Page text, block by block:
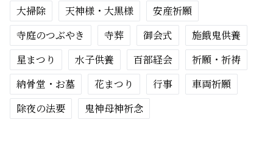
大掃除
天神様・大黒様
安産祈願
寺庭のつぶやき
寺葬 御会式
施餓鬼供養
星まつり
水子供養 百部経会
祈願・祈祷
納骨堂・お墓
花まつり 行事
車両祈願
除夜の法要
鬼神母神祈念